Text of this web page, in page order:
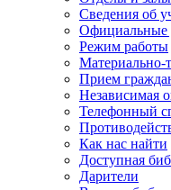
Сведения об
Официальные
Режим работы
Материально-
Прием
Независимая
Телефонный
Как нас найти
Доступная
Дарители